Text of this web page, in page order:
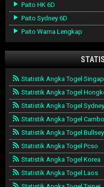
Paito HK 6D
Paito Sydney 6D
Paito Warna Lengkap
Statistik Angka Togel
Statistik Angka Togel
Statistik Angka Togel Sydney
Statistik Angka Togel
Statistik Angka Togel
Statistik Angka Togel Pcso
Statistik Angka Togel Korea
Statistik Angka Togel Laos